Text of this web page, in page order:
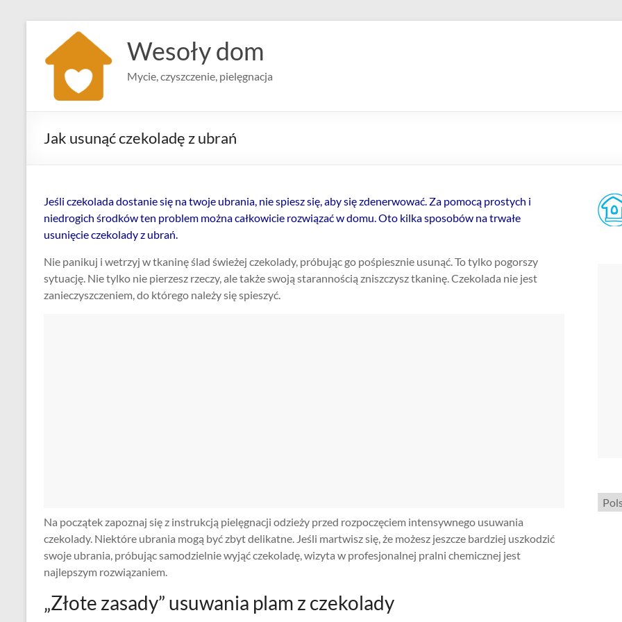
content
Wesoły dom
Mycie, czyszczenie, pielęgnacja
Jak usunąć czekoladę z ubrań
Jeśli czekolada dostanie się na twoje ubrania, nie spiesz się, aby się zdenerwować. Za pomocą prostych i
niedrogich środków ten problem można całkowicie rozwiązać w domu. Oto kilka sposobów na trwałe
usunięcie czekolady z ubrań.
Nie panikuj i wetrzyj w tkaninę ślad świeżej czekolady, próbując go pośpiesznie usunąć. To tylko pogorszy
sytuację. Nie tylko nie pierzesz rzeczy, ale także swoją starannością zniszczysz tkaninę. Czekolada nie jest
zanieczyszczeniem, do którego należy się spieszyć.
Na początek zapoznaj się z instrukcją pielęgnacji odzieży przed rozpoczęciem intensywnego usuwania
czekolady. Niektóre ubrania mogą być zbyt delikatne. Jeśli martwisz się, że możesz jeszcze bardziej uszkodzić
swoje ubrania, próbując samodzielnie wyjąć czekoladę, wizyta w profesjonalnej pralni chemicznej jest
najlepszym rozwiązaniem.
„Złote zasady” usuwania plam z czekolady
język